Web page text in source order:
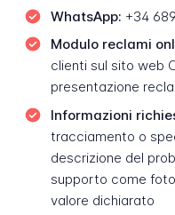
WhatsApp: +34
Modulo reclami
clienti sul sito web
presentazione
Informazioni
tracciamento o
descrizione del
supporto come
valore dichiarato